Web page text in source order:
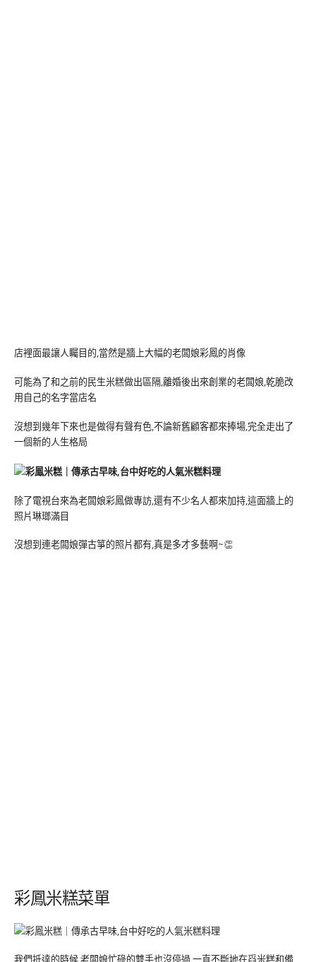
店裡面最讓人矚目的,當然是牆上大幅的老闆娘彩鳳的肖像
可能為了和之前的民生米糕做出區隔,離婚後出來創業的老闆娘,乾脆改
用自己的名字當店名
沒想到幾年下來也是做得有聲有色,不論新舊顧客都來捧場,完全走出了
一個新的人生格局
除了電視台來為老闆娘彩鳳做專訪,還有不少名人都來加持,這面牆上的
照片琳瑯滿目
沒想到連老闆娘彈古箏的照片都有,真是多才多藝啊~👏
彩鳳米糕菜單
我們抵達的時候,老闆娘忙碌的雙手也沒停過,一直不斷地在舀米糕和備